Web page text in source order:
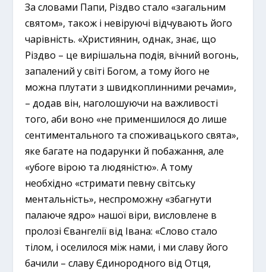
За словами Папи, Різдво стало «загальним
святом», також і невіруючі відчувають його
чарівність. «Християнин, однак, знає, що
Різдво – це вирішальна подія, вічний вогонь,
запалений у світі Богом, а тому його не
можна плутати з швидкоплинними речами»,
– додав він, наголошуючи на важливості
того, аби воно «не применшилося до лише
сентиментального та споживацького свята»,
яке багате на подарунки й побажання, але
«убоге вірою та людяністю». А тому
необхідно «стримати певну світську
ментальність», неспроможну «збагнути
палаюче ядро» нашої віри, висловлене в
пролозі Євангелії від Івана: «Слово стало
тілом, і оселилося між нами, і ми славу його
бачили – славу Єдинородного від Отця,